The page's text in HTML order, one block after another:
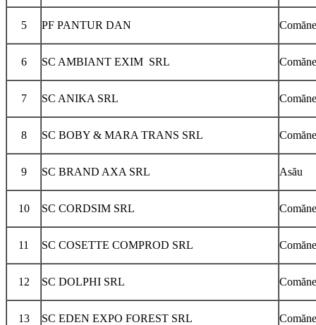
5 PF PANTUR DAN
6 SC AMBIANT EXIM SRL
7 SC ANIKA SRL
8 SC BOBY & MARA TRANS SRL
9 SC BRAND AXA SRL Asău
10 SC CORDSIM SRL
11 SC COSETTE COMPROD SRL
12 SC DOLPHI SRL
13 SC EDEN EXPO FOREST SRL